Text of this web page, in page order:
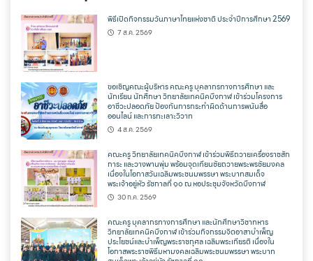
พิธีเปิดกิจกรรมวันภาษาไทยแห่งชาติ ประจำปีการศึกษา 2569
7 ส.ค. 2569
ขอเชิญคณะผู้บริหาร คณะครู บุคลากรทางการศึกษา และ
นักเรียน นักศึกษา วิทยาลัยเทคนิคบึงกาฬ เข้าร่วมโครงการ
อาชีวะปลอดภัย ป้องกันการกระทำผิดด้านการพนันสื่อ
ออนไลน์ และการทะเลาะวิวาท
4 ส.ค. 2569
คณะครู วิทยาลัยเทคนิคบึงกาฬ เข้าร่วมพิธีถวายเครื่องราชสัก
การะ และวางพานพุ่ม พร้อมจุดเทียนชัยถวายพระพรชัยมงคล
เนื่องในโอกาสวันเฉลิมพระชนมพรรษา พระบาทสมเด็จ
พระเจ้าอยู่หัว รัชกาลที่ ๑๐ ณ หอประชุมจังหวัดบึงกาฬ
30 ก.ค. 2569
คณะครู บุคลากรทางการศึกษา และนักศึกษาวิชาทหาร
วิทยาลัยเทคนิคบึงกาฬ เข้าร่วมกิจกรรมจิตอาสาบำเพ็ญ
ประโยชน์และบำเพ็ญพระราชกุศล เฉลิมพระเกียรติ เนื่องใน
โอกาสพระราชพิธีมหามงคลเฉลิมพระชนมพรรษา พระบาท